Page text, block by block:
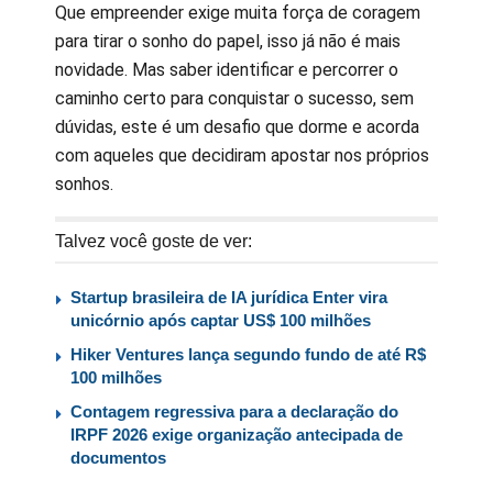
Que empreender exige muita força de coragem
para tirar o sonho do papel, isso já não é mais
novidade. Mas saber identificar e percorrer o
caminho certo para conquistar o sucesso, sem
dúvidas, este é um desafio que dorme e acorda
com aqueles que decidiram apostar nos próprios
sonhos.
Talvez você goste de ver:
Startup brasileira de IA jurídica Enter vira
unicórnio após captar US$ 100 milhões
Hiker Ventures lança segundo fundo de até R$
100 milhões
Contagem regressiva para a declaração do
IRPF 2026 exige organização antecipada de
documentos